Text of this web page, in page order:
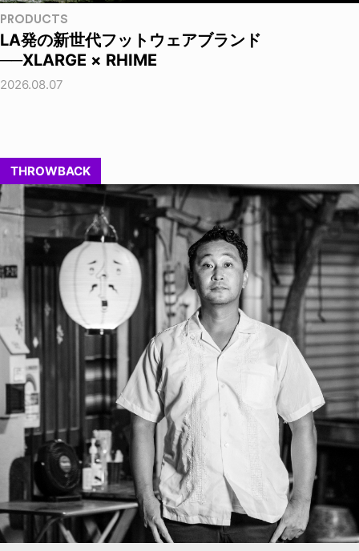
PRODUCTS
LA発の新世代フットウェアブランド
──XLARGE × RHIME
2026.08.07
THROWBACK